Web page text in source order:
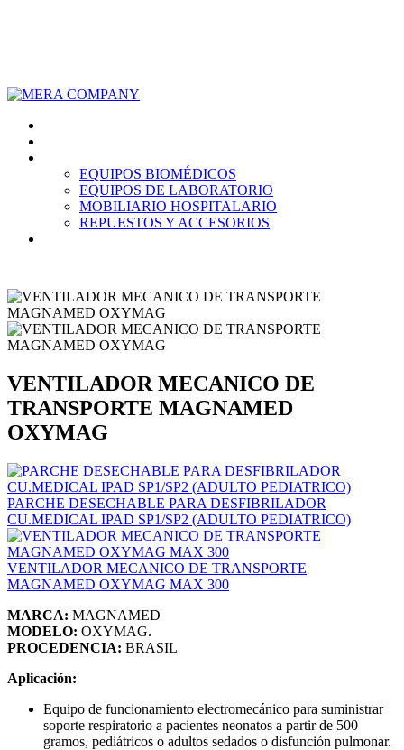
EQUIPOS BIOMÉDICOS
EQUIPOS DE LABORATORIO
MOBILIARIO HOSPITALARIO
REPUESTOS Y ACCESORIOS
VENTILADOR MECANICO DE
TRANSPORTE MAGNAMED
OXYMAG
PARCHE DESECHABLE PARA DESFIBRILADOR
CU.MEDICAL IPAD SP1/SP2 (ADULTO PEDIATRICO)
VENTILADOR MECANICO DE TRANSPORTE
MAGNAMED OXYMAG MAX 300
MARCA: MAGNAMED
MODELO: OXYMAG.
PROCEDENCIA: BRASIL
Aplicación:
Equipo de funcionamiento electromecánico para suministrar
soporte respiratorio a pacientes neonatos a partir de 500
gramos, pediátricos o adultos sedados o disfunción pulmonar.